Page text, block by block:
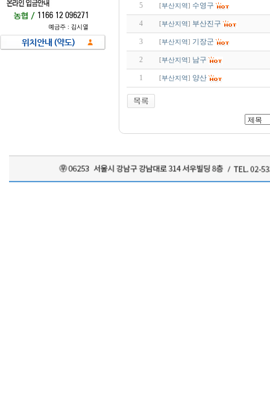
5 [부산지역] 수영구
4 [부산지역] 부산진구
3 [부산지역] 기장군
2 [부산지역] 남구
1 [부산지역] 양산